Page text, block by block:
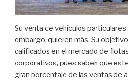
Su venta de vehículos particulares
embargo, quieren más. Su
calificados en el mercado de
corporativos, pues saben que
gran porcentaje de las ventas de